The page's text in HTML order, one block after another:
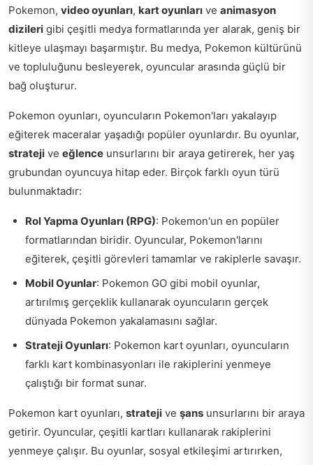
Pokemon, video oyunları, kart oyunları ve animasyon
dizileri gibi çeşitli medya formatlarında yer alarak, geniş bir
kitleye ulaşmayı başarmıştır. Bu medya, Pokemon kültürünü
ve topluluğunu besleyerek, oyuncular arasında güçlü bir
bağ oluşturur.
Pokemon oyunları, oyuncuların Pokemon'ları yakalayıp
eğiterek maceralar yaşadığı popüler oyunlardır. Bu oyunlar,
strateji ve eğlence unsurlarını bir araya getirerek, her yaş
grubundan oyuncuya hitap eder. Birçok farklı oyun türü
bulunmaktadır:
Rol Yapma Oyunları (RPG): Pokemon'un en popüler
formatlarından biridir. Oyuncular, Pokemon'larını
eğiterek, çeşitli görevleri tamamlar ve rakiplerle savaşır.
Mobil Oyunlar: Pokemon GO gibi mobil oyunlar,
artırılmış gerçeklik kullanarak oyuncuların gerçek
dünyada Pokemon yakalamasını sağlar.
Strateji Oyunları: Pokemon kart oyunları, oyuncuların
farklı kart kombinasyonları ile rakiplerini yenmeye
çalıştığı bir format sunar.
Pokemon kart oyunları, strateji ve şans unsurlarını bir araya
getirir. Oyuncular, çeşitli kartları kullanarak rakiplerini
yenmeye çalışır. Bu oyunlar, sosyal etkileşimi artırırken,